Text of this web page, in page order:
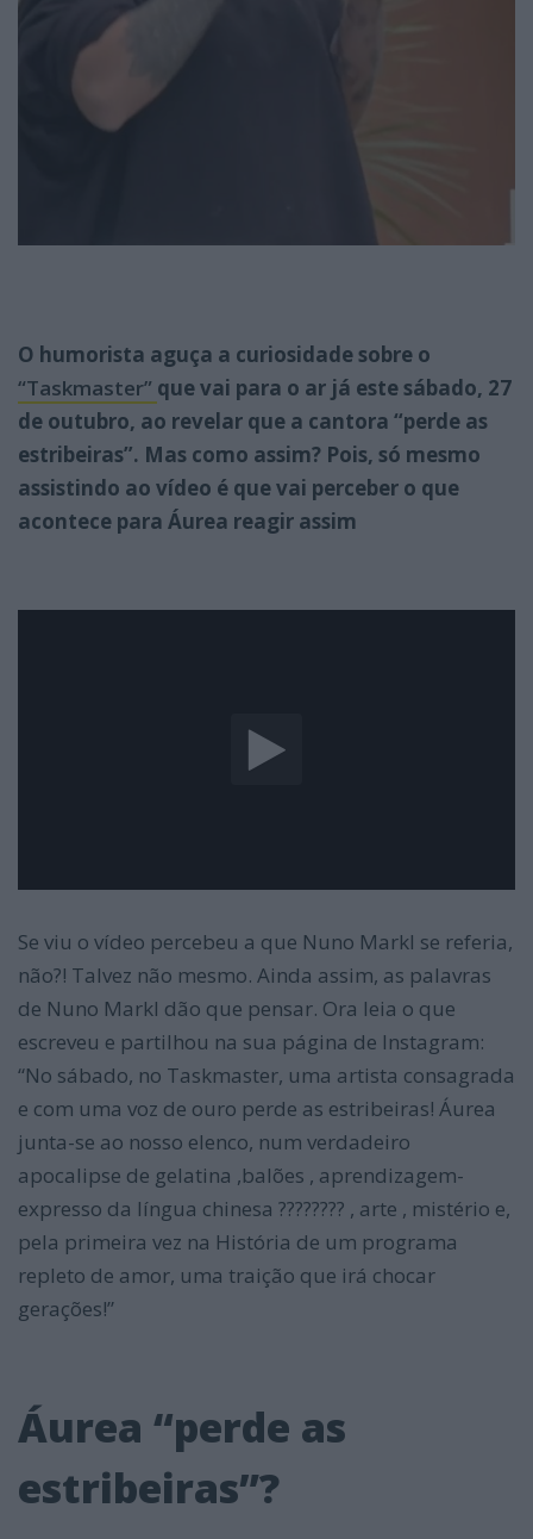
O humorista aguça a curiosidade sobre o
“Taskmaster” que vai para o ar já este sábado, 27
de outubro, ao revelar que a cantora “perde as
estribeiras”. Mas como assim? Pois, só mesmo
assistindo ao vídeo é que vai perceber o que
acontece para Áurea reagir assim
Se viu o vídeo percebeu a que Nuno Markl se referia,
não?! Talvez não mesmo. Ainda assim, as palavras
de Nuno Markl dão que pensar. Ora leia o que
escreveu e partilhou na sua página de Instagram:
“No sábado, no Taskmaster, uma artista consagrada
e com uma voz de ouro perde as estribeiras! Áurea
junta-se ao nosso elenco, num verdadeiro
apocalipse de gelatina ,balões , aprendizagem-
expresso da língua chinesa ???????? , arte , mistério e,
pela primeira vez na História de um programa
repleto de amor, uma traição que irá chocar
gerações!”
Áurea “perde as
estribeiras”?